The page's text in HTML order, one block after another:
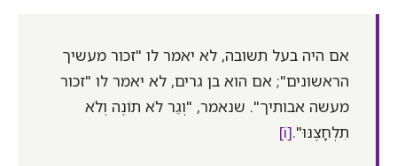
אם היה בעל תשובה, לא יאמר לו "זכור מעשיך
הראשונים"; אם הוא בן גרים, לא יאמר לו "זכור
מעשה אבותיך". שנאמר, "וְגֵר לֹא תוֹנֶה וְלֹא
תִלְחָצֶנּוּ".[i]